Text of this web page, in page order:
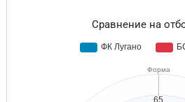
Сравнение на